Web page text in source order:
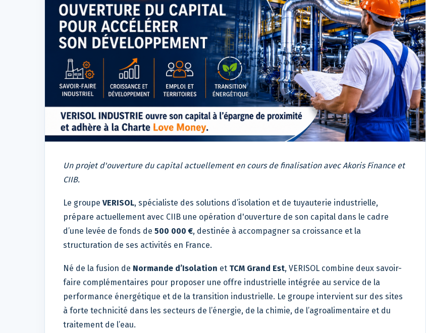
Un projet d'ouverture du capital actuellement en cours de finalisation avec Akoris Finance et
CIIB.
Le groupe VERISOL, spécialiste des solutions d’isolation et de tuyauterie industrielle,
prépare actuellement avec CIIB une opération d'ouverture de son capital dans le cadre
d’une levée de fonds de 500 000 €, destinée à accompagner sa croissance et la
structuration de ses activités en France.
Né de la fusion de Normande d’Isolation et TCM Grand Est, VERISOL combine deux savoir-
faire complémentaires pour proposer une offre industrielle intégrée au service de la
performance énergétique et de la transition industrielle. Le groupe intervient sur des sites
à forte technicité dans les secteurs de l’énergie, de la chimie, de l’agroalimentaire et du
traitement de l’eau.